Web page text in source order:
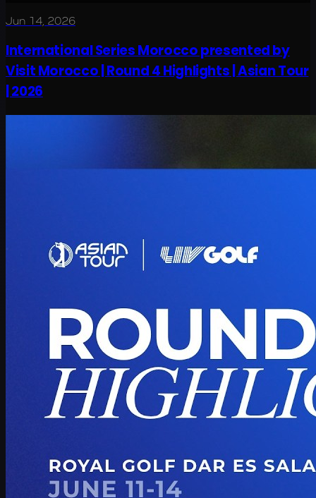
Jun 14, 2026
International Series Morocco presented by
Visit Morocco | Round 4 Highlights | Asian Tour
| 2026